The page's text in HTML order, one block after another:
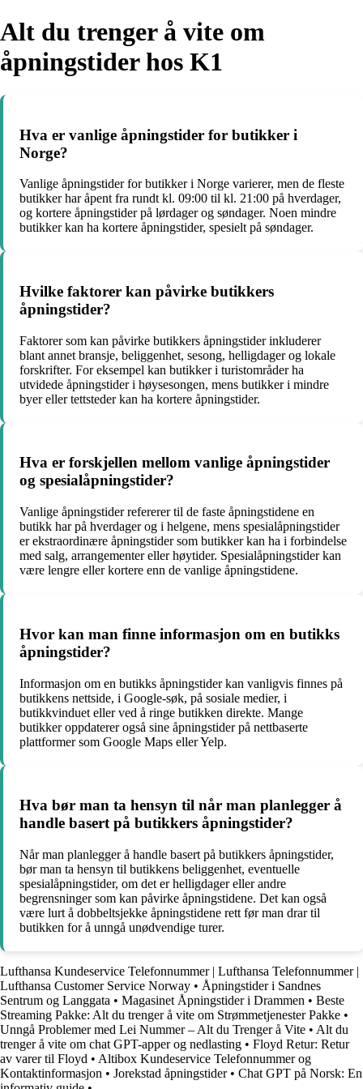
Alt du trenger å vite om
åpningstider hos K1
Hva er vanlige åpningstider for butikker i
Norge?
Vanlige åpningstider for butikker i Norge varierer, men de fleste
butikker har åpent fra rundt kl. 09:00 til kl. 21:00 på hverdager,
og kortere åpningstider på lørdager og søndager. Noen mindre
butikker kan ha kortere åpningstider, spesielt på søndager.
Hvilke faktorer kan påvirke butikkers
åpningstider?
Faktorer som kan påvirke butikkers åpningstider inkluderer
blant annet bransje, beliggenhet, sesong, helligdager og lokale
forskrifter. For eksempel kan butikker i turistområder ha
utvidede åpningstider i høysesongen, mens butikker i mindre
byer eller tettsteder kan ha kortere åpningstider.
Hva er forskjellen mellom vanlige åpningstider
og spesialåpningstider?
Vanlige åpningstider refererer til de faste åpningstidene en
butikk har på hverdager og i helgene, mens spesialåpningstider
er ekstraordinære åpningstider som butikker kan ha i forbindelse
med salg, arrangementer eller høytider. Spesialåpningstider kan
være lengre eller kortere enn de vanlige åpningstidene.
Hvor kan man finne informasjon om en butikks
åpningstider?
Informasjon om en butikks åpningstider kan vanligvis finnes på
butikkens nettside, i Google-søk, på sosiale medier, i
butikkvinduet eller ved å ringe butikken direkte. Mange
butikker oppdaterer også sine åpningstider på nettbaserte
plattformer som Google Maps eller Yelp.
Hva bør man ta hensyn til når man planlegger å
handle basert på butikkers åpningstider?
Når man planlegger å handle basert på butikkers åpningstider,
bør man ta hensyn til butikkens beliggenhet, eventuelle
spesialåpningstider, om det er helligdager eller andre
begrensninger som kan påvirke åpningstidene. Det kan også
være lurt å dobbeltsjekke åpningstidene rett før man drar til
butikken for å unngå unødvendige turer.
Lufthansa Kundeservice Telefonnummer | Lufthansa Telefonnummer |
Lufthansa Customer Service Norway • Åpningstider i Sandnes
Sentrum og Langgata • Magasinet Åpningstider i Drammen • Beste
Streaming Pakke: Alt du trenger å vite om Strømmetjenester Pakke •
Unngå Problemer med Lei Nummer – Alt du Trenger å Vite • Alt du
trenger å vite om chat GPT-apper og nedlasting • Floyd Retur: Retur
av varer til Floyd • Altibox Kundeservice Telefonnummer og
Kontaktinformasjon • Jorekstad åpningstider• Chat GPT på Norsk: En